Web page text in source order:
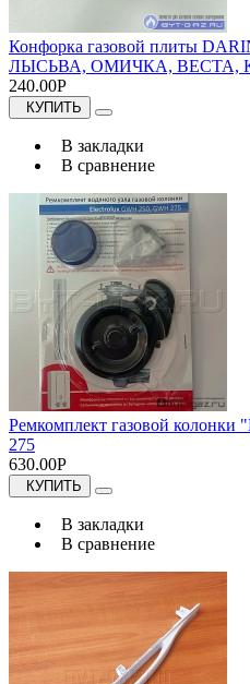
Конфорка газовой плиты
ЛЫСЬВА, ОМИЧКА, ВЕСТА,
240.00Р
КУПИТЬ
В закладки
В сравнение
Ремкомплект газовой
275
630.00Р
КУПИТЬ
В закладки
В сравнение